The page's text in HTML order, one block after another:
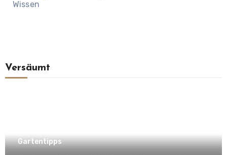
Wissen
Versäumt
Gartentipps